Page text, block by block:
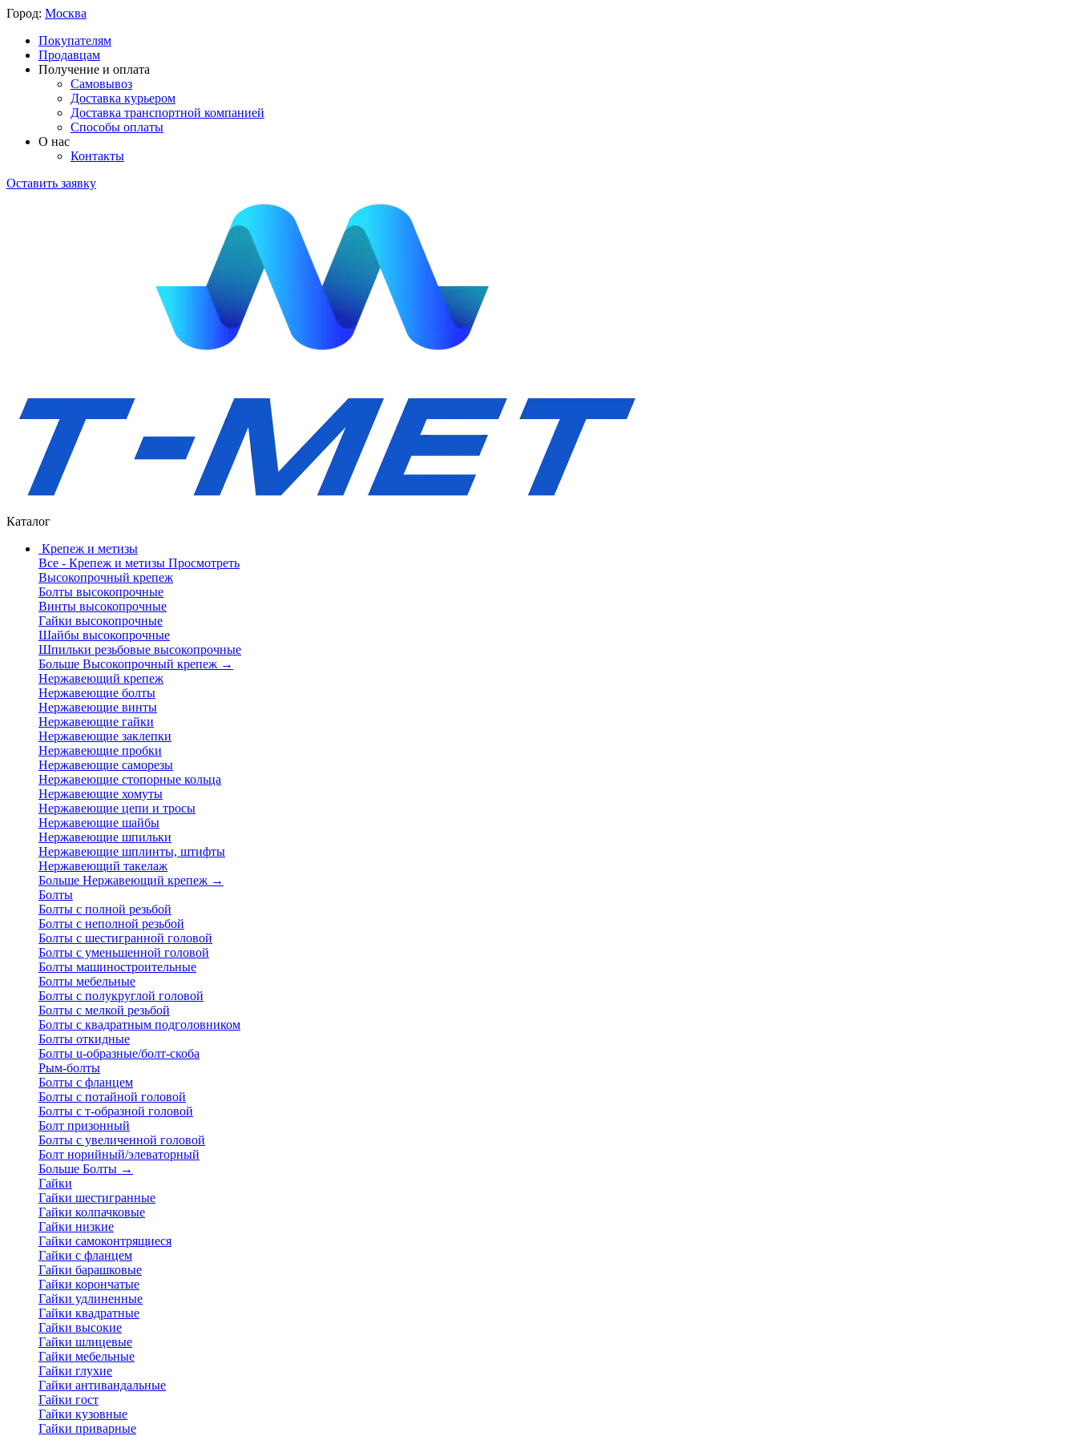
Город: Москва
Покупателям
Продавцам
Получение и оплата
Самовывоз
Доставка курьером
Доставка транспортной компанией
Способы оплаты
О нас
Контакты
Оставить заявку
Каталог
Крепеж и метизы
Все - Крепеж и метизы Просмотреть
Высокопрочный крепеж
Болты высокопрочные
Винты высокопрочные
Гайки высокопрочные
Шайбы высокопрочные
Шпильки резьбовые высокопрочные
Больше Высокопрочный крепеж →
Нержавеющий крепеж
Нержавеющие болты
Нержавеющие винты
Нержавеющие гайки
Нержавеющие заклепки
Нержавеющие пробки
Нержавеющие саморезы
Нержавеющие стопорные кольца
Нержавеющие хомуты
Нержавеющие цепи и тросы
Нержавеющие шайбы
Нержавеющие шпильки
Нержавеющие шплинты, штифты
Нержавеющий такелаж
Больше Нержавеющий крепеж →
Болты
Болты с полной резьбой
Болты с неполной резьбой
Болты с шестигранной головой
Болты с уменьшенной головой
Болты машиностроительные
Болты мебельные
Болты с полукруглой головой
Болты с мелкой резьбой
Болты с квадратным подголовником
Болты откидные
Болты u-образные/болт-скоба
Рым-болты
Болты с фланцем
Болты с потайной головой
Болты с т-образной головой
Болт призонный
Болты с увеличенной головой
Болт норийный/элеваторный
Больше Болты →
Гайки
Гайки шестигранные
Гайки колпачковые
Гайки низкие
Гайки самоконтрящиеся
Гайки с фланцем
Гайки барашковые
Гайки корончатые
Гайки удлиненные
Гайки квадратные
Гайки высокие
Гайки шлицевые
Гайки мебельные
Гайки глухие
Гайки антивандальные
Гайки гост
Гайки кузовные
Гайки приварные